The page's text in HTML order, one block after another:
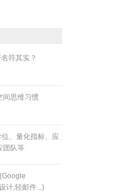
符其实？
间思维习惯
、量化指标、应
团队等
计,轻邮件...)